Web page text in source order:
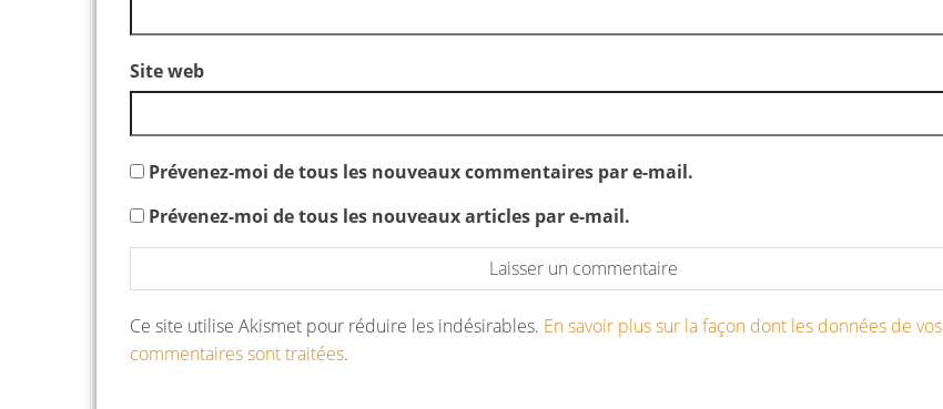
Site web
Prévenez-moi de tous les nouveaux commentaires par e-mail.
Prévenez-moi de tous les nouveaux articles par e-mail.
Ce site utilise Akismet pour réduire les indésirables. En savoir plus sur la façon dont les données de vos
commentaires sont traitées.